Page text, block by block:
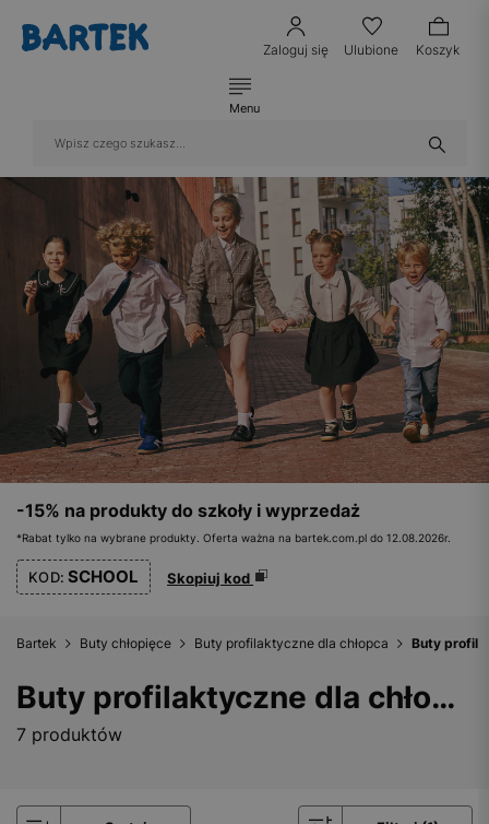
Zaloguj się Ulubione Koszyk
Menu
-15% na produkty do szkoły i wyprzedaż
*Rabat tylko na wybrane produkty. Oferta ważna na bartek.com.pl do 12.08.2026r.
KOD: SCHOOL Skopiuj kod
Bartek Buty chłopięce Buty profilaktyczne dla chłopca Buty
Buty profilaktyczne dla chłopca - rozmiar 23
7 produktów